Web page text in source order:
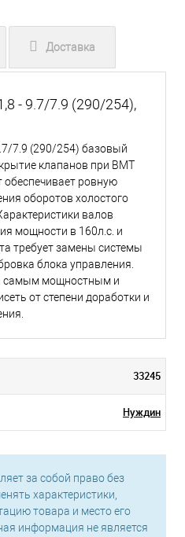
Доставка
- 9.7/7.9 (290/254),
7.9 (290/254) базовый
клапанов при ВМТ
ровную
оборотов холостого
валов
мощности в 160л.с. и
требует замены системы
блока управления.
самым мощностным и
от степени доработки и
33245
Нуждин
за собой право без
характеристики,
товара и место его
информация не является